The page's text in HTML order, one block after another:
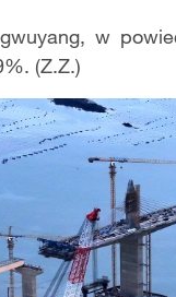
w
(Z.Z.)